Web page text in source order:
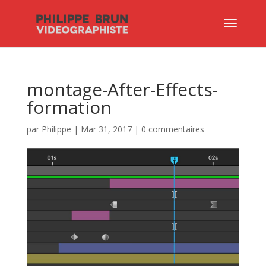
montage-After-Effects-
formation
par Philippe | Mar 31, 2017| 0 commentaires